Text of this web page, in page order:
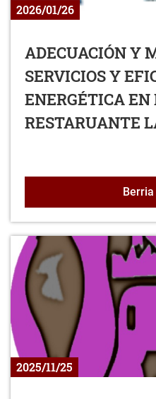
2026/01/26
ADECUACIÓN Y
SERVICIOS Y
ENERGÉTICA EN
RESTARUANTE
2025/11/25